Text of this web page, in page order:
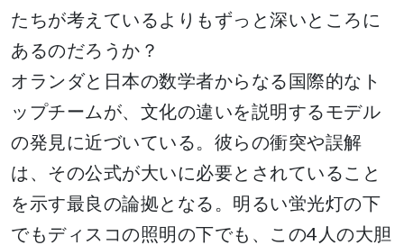
たちが考えているよりもずっと深いところに
あるのだろうか？
オランダと日本の数学者からなる国際的なト
ップチームが、文化の違いを説明するモデル
の発見に近づいている。彼らの衝突や誤解
は、その公式が大いに必要とされていること
を示す最良の論拠となる。明るい蛍光灯の下
でもディスコの照明の下でも、この4人の大胆